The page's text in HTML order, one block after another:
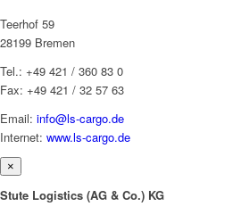
Teerhof 59
28199 Bremen
Tel.: +49 421 / 360 83 0
Fax: +49 421 / 32 57 63
Email: info@ls-cargo.de
Internet: www.ls-cargo.de
×
Stute Logistics (AG & Co.) KG